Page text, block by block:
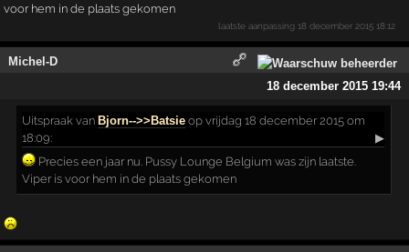
voor hem in de plaats gekomen
laatste aanpassing18 december 2015 18:12
Michel-D
18 december 2015 19:44
Uitspraak van Bjorn-->>Batsie op vrijdag 18 december 2015 om
18:09:
▶
Precies een jaar nu. Pussy Lounge Belgium was zijn laatste.
Viper is voor hem in de plaats gekomen